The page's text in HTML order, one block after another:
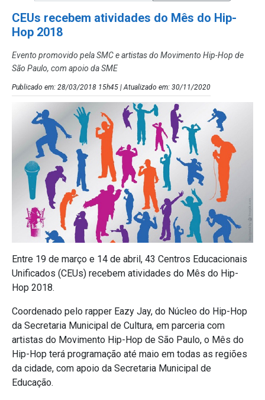
CEUs recebem atividades do Mês do Hip-
Hop 2018
Evento promovido pela SMC e artistas do Movimento Hip-Hop de
São Paulo, com apoio da SME
Publicado em: 28/03/2018 15h45 | Atualizado em: 30/11/2020
Entre 19 de março e 14 de abril, 43 Centros Educacionais
Unificados (CEUs) recebem atividades do Mês do Hip-
Hop 2018.
Coordenado pelo rapper Eazy Jay, do Núcleo do Hip-Hop
da Secretaria Municipal de Cultura, em parceria com
artistas do Movimento Hip-Hop de São Paulo, o Mês do
Hip-Hop terá programação até maio em todas as regiões
da cidade, com apoio da Secretaria Municipal de
Educação.